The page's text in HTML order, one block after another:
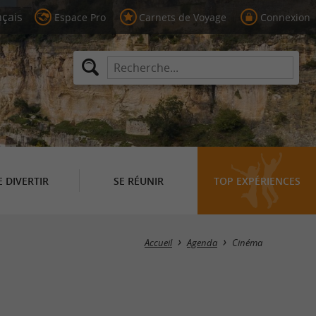
Espace Pro Carnets de Voyage Connexion
DIVERTIR SE RÉUNIR TOP EXPÉRIENCES
Masquer la carte
Accueil Agenda Cinéma